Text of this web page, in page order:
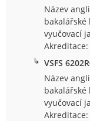
Název
bakalářské
vyučovací
Akreditace:
↳ VSFS
Název
bakalářské
vyučovací
Akreditace: